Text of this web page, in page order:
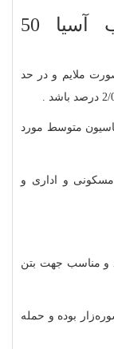
موارد کاربرد سیمان غرب آسیا 50
ملایم و در حد
متوسط مورد
و اداری و
و مناسب جهت بتن
بوده و حمله